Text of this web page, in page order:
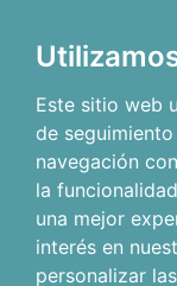
Este sitio web
de
navegación
la
una mejor
interés en
personalizar